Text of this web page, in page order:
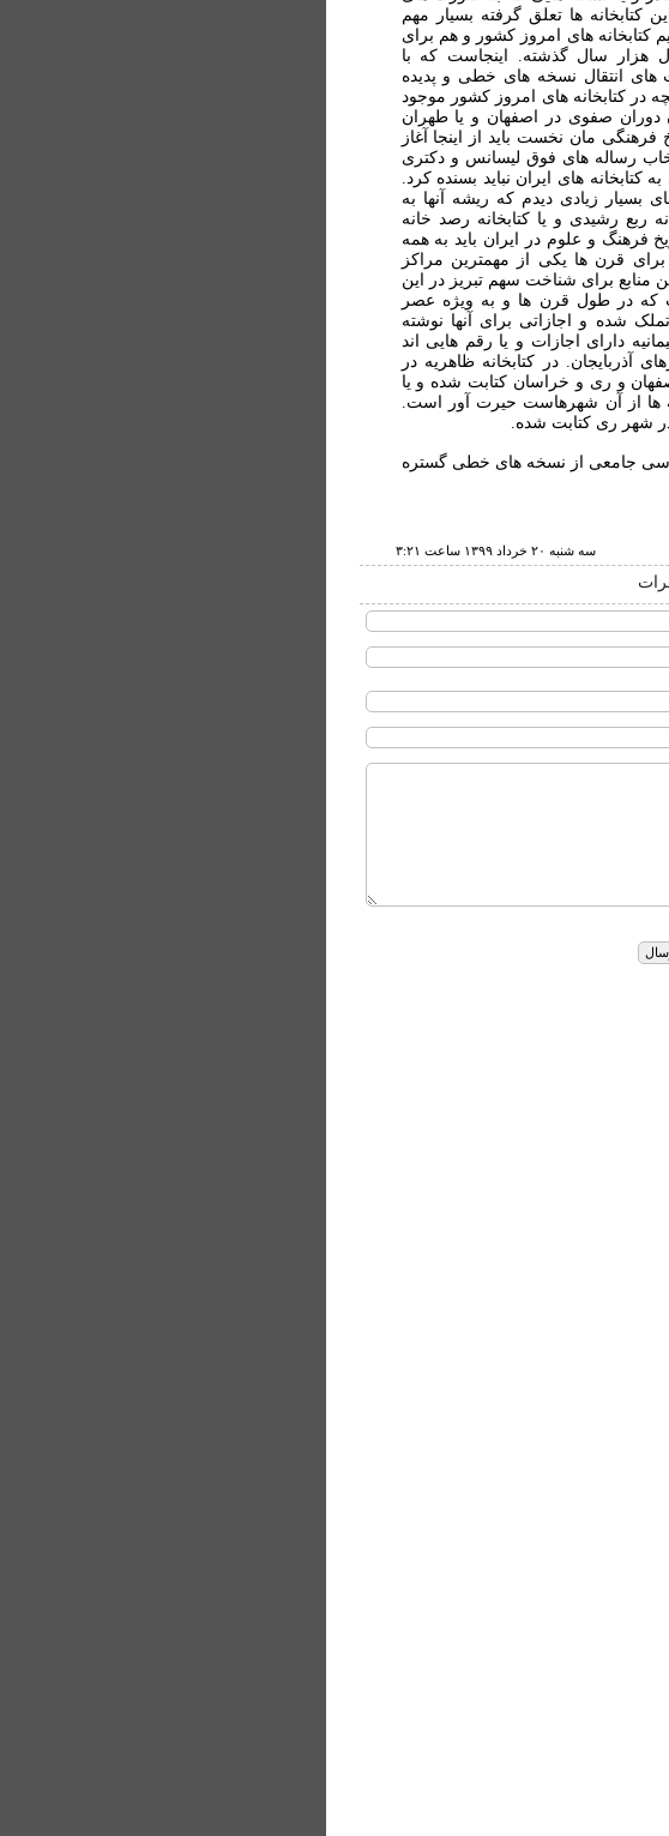
ها تعلق گرفته بسيار مهم
های امروز کشور و هم برای
هزار سال گذشته. اينجاست که با
های انتقال نسخه های خطی و پديده
در کتابخانه های امروز کشور موجود
دوران صفوی در اصفهان و يا طهران
مان نخست بايد از اينجا آغاز
رساله های فوق ليسانس و دکتری
کتابخانه های ايران نبايد بسنده کرد.
بسيار زيادی ديدم که ريشه آنها به
ربع رشيدی و يا کتابخانه رصد خانه
فرهنگ و علوم در ايران بايد به همه
برای قرن ها يکی از مهمترين مراکز
منابع برای شناخت سهم تبريز در اين
در طول قرن ها و به ويژه عصر
شده و اجازاتی برای آنها نوشته
دارای اجازات و يا رقم هایی اند
آذربايجان. در کتابخانه ظاهريه در
و ری و خراسان کتابت شده و يا
ها از آن شهرهاست حیرت آور است.
شهر ری کتابت شده.
جامعی از نسخه های خطی گستره
سه شنبه ۲۰ خرداد ۱۳۹۹ ساعت ۳:۲۱